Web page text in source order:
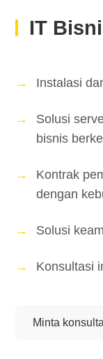
IT
Instalasi
Solusi
bisnis
Kontrak
dengan
Solusi
Konsultasi
Minta